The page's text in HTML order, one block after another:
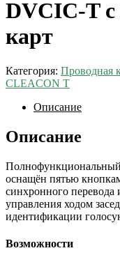
DVCIC-T
карт
Категория: Проводная
CLEACON T
Описание
Описание
оснащён пятью
синхронного перевода
управления ходом
идентификации
Возможности